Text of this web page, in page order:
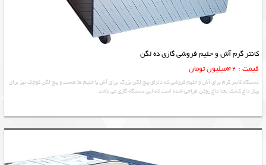
کانتر گرم آش و حلیم فروشی گازی ده لگن
قیمت : 42میلیون تومان
دستگاه کانتر گرم برای آش و حلیم فروشی که دارای پنج لگن بزرگ برای آش یا حلیم ها هست و پنج لگن کوچک نیز برای
پیاز داغ کشک نعنا داغ روغن طراحی شده است که این دستگاه گازی می باشد